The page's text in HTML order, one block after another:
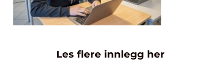
Les flere innlegg her